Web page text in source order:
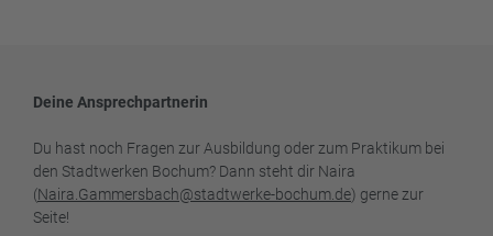
Deine Ansprechpartnerin
Du hast noch Fragen zur Ausbildung oder zum Praktikum bei
den Stadtwerken Bochum? Dann steht dir Naira
(Naira.Gammersbach@stadtwerke-bochum.de) gerne zur
Seite!